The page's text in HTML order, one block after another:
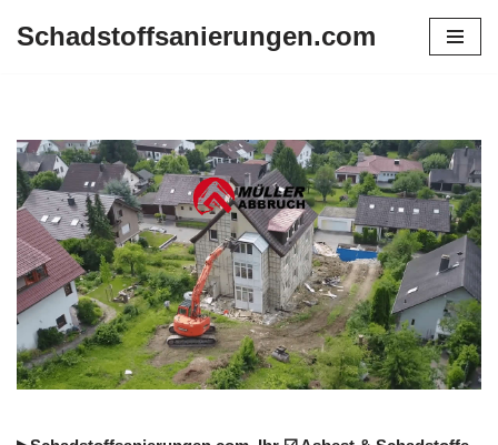
Schadstoffsanierungen.com